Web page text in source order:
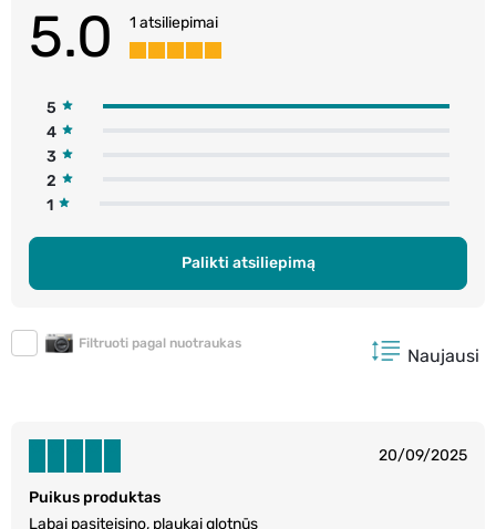
5.0 1 atsiliepimai
5
4
3
2
1
Palikti atsiliepimą
Filtruoti pagal nuotraukas
Naujausi
20/09/2025
Puikus produktas
Labai pasiteisino, plaukai glotnūs